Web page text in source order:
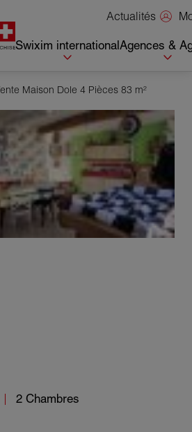
Actualités
Swixim internationalAgences &
Maison Dole 4 Pièces 83 m²
2 Chambres